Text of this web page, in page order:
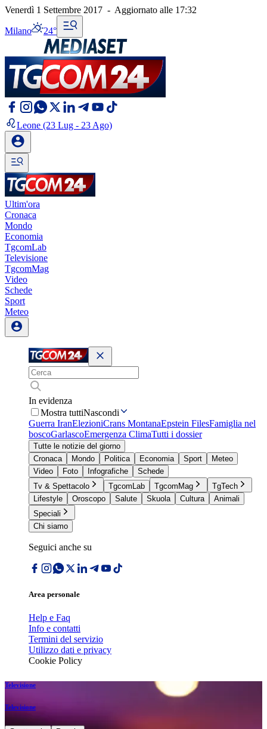
Venerdì 1 Settembre 2017 - Aggiornato alle 17:32
Milano 24°
Leone (23 Lug - 23 Ago)
Ultim'ora
Cronaca
Mondo
Economia
TgcomLab
Televisione
TgcomMag
Video
Schede
Sport
Meteo
In evidenza
Mostra tuttiNascondi
Guerra IranElezioniCrans MontanaEpstein FilesFamiglia nel
boscoGarlascoEmergenza ClimaTutti i dossier
Tutte le notizie del giorno
Cronaca
Mondo Politica Economia Sport
Meteo
Video
Foto Infografiche
Schede
Tv & Spettacolo
TgcomLab TgcomMag
TgTech
Lifestyle
Oroscopo Salute Skuola Cultura
Animali
Speciali
Chi siamo
Seguici anche su
Area personale
Help e Faq
Info e contatti
Termini del servizio
Utilizzo dati e privacy
Cookie Policy
Televisione
Televisione